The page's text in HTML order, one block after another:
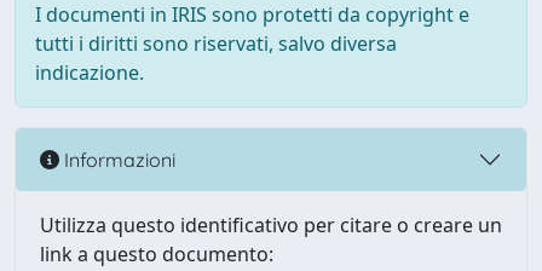
I documenti in IRIS sono protetti da copyright e
tutti i diritti sono riservati, salvo diversa
indicazione.
Informazioni
Utilizza questo identificativo per citare o creare un
link a questo documento: